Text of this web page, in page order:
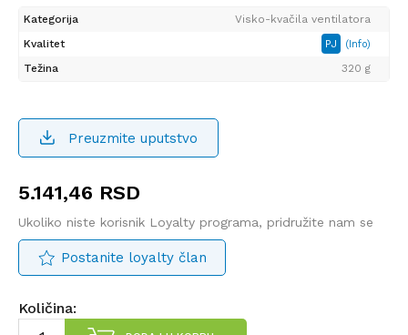
Kategorija
Visko-kvačila ventilatora
Kvalitet
PJ (Info)
Težina 320 g
Preuzmite uputstvo
5.141,46 RSD
Ukoliko niste korisnik Loyalty programa, pridružite nam se
Postanite loyalty član
Količina: